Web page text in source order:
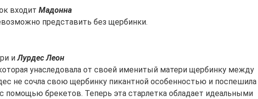
входит Мадонна
представить без щербинки.
иЛурдес Леон
унаследовала от своей именитый матери щербинку между
не сочла свою щербинку пикантной особенностью и поспешила
помощью брекетов. Теперь эта старлетка обладает идеальными